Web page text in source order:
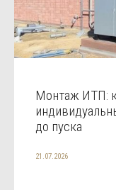
Монтаж ИТП:
до пуска
21.07.2026